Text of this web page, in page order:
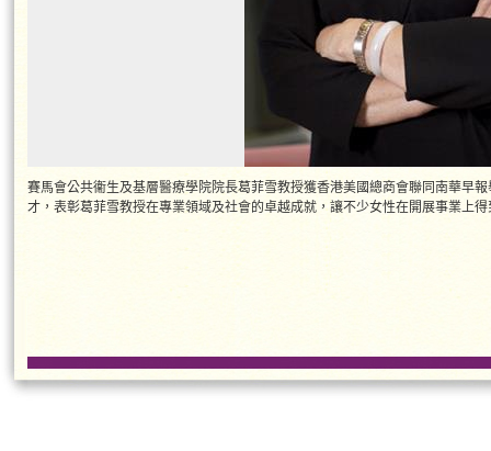
賽馬會公共衞生及基層醫療學院院長葛菲雪教授獲香港美國總商會聯同南華早
才，表彰葛菲雪教授在專業領域及社會的卓越成就，讓不少女性在開展事業上得